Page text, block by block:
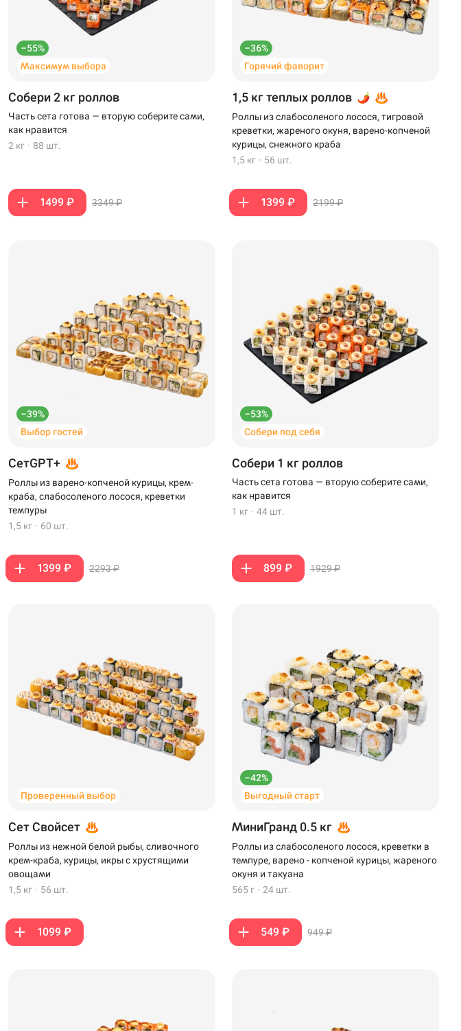
–55%
Максимум выбора
Собери 2 кг роллов
Часть сета готова — вторую соберите сами,
как нравится
2 кг · 88 шт.
1499 ₽ 3349 ₽
–36%
Горячий фаворит
1,5 кг теплых роллов
Роллы из слабосоленого лосося, тигровой
креветки, жареного окуня, варено-копченой
курицы, снежного краба
1,5 кг · 56 шт.
1399 ₽ 2199 ₽
–39%
Выбор гостей
СетGPT+
Роллы из варено-копченой курицы, крем-
краба, слабосоленого лосося, креветки
темпуры
1,5 кг · 60 шт.
1399 ₽ 2293 ₽
–53%
Собери под себя
Собери 1 кг роллов
Часть сета готова — вторую соберите сами,
как нравится
1 кг · 44 шт.
899 ₽ 1929 ₽
Проверенный выбор
Сет Свойсет
Роллы из нежной белой рыбы, сливочного
крем-краба, курицы, икры с хрустящими
овощами
1,5 кг · 56 шт.
1099 ₽
–42%
Выгодный старт
МиниГранд 0.5 кг
Роллы из слабосоленого лосося, креветки в
темпуре, варено - копченой курицы, жареного
окуня и такуана
565 г · 24 шт.
549 ₽ 949 ₽